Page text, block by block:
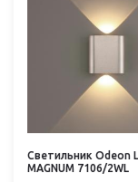
Светильник Odeon
MAGNUM 7106/2WL